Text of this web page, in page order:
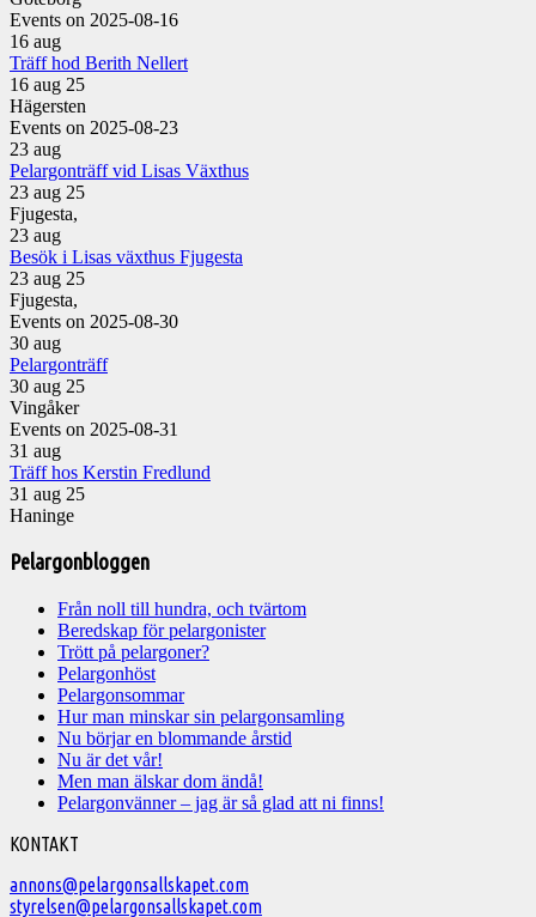
Events on 2025-08-16
16 aug
Träff hod Berith Nellert
16 aug 25
Hägersten
Events on 2025-08-23
23 aug
Pelargonträff vid Lisas Växthus
23 aug 25
Fjugesta,
23 aug
Besök i Lisas växthus Fjugesta
23 aug 25
Fjugesta,
Events on 2025-08-30
30 aug
Pelargonträff
30 aug 25
Vingåker
Events on 2025-08-31
31 aug
Träff hos Kerstin Fredlund
31 aug 25
Haninge
Pelargonbloggen
Från noll till hundra, och tvärtom
Beredskap för pelargonister
Trött på pelargoner?
Pelargonhöst
Pelargonsommar
Hur man minskar sin pelargonsamling
Nu börjar en blommande årstid
Nu är det vår!
Men man älskar dom ändå!
Pelargonvänner – jag är så glad att ni finns!
Välkommen
till
KONTAKT
annons@pelargonsallskapet.com
styrelsen@pelargonsallskapet.com